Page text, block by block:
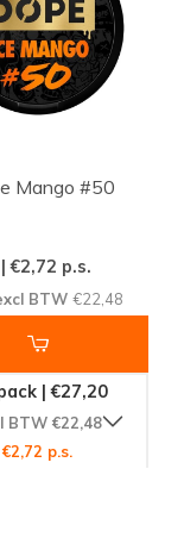
Mango #50
€2,72 p.s.
BTW €22,48
| €27,20
BTW €22,48
€2,72 p.s.